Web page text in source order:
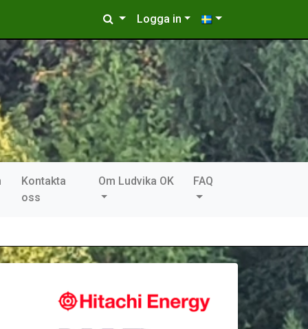
Logga in
Kontakta
oss
Om Ludvika OK FAQ